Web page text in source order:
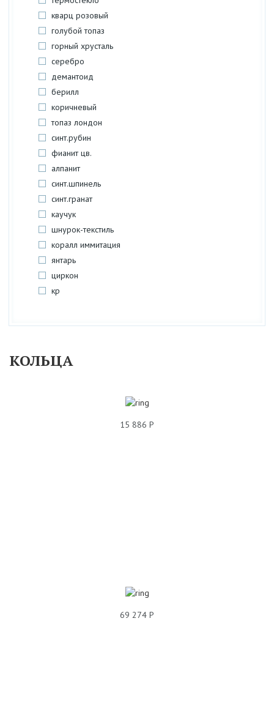
кварц розовый
голубой топаз
горный хрусталь
серебро
демантоид
берилл
коричневый
топаз лондон
синт.рубин
фианит цв.
алпанит
синт.шпинель
синт.гранат
каучук
шнурок-текстиль
коралл иммитация
янтарь
циркон
кр
КОЛЬЦА
15 886 Р
69 274 Р